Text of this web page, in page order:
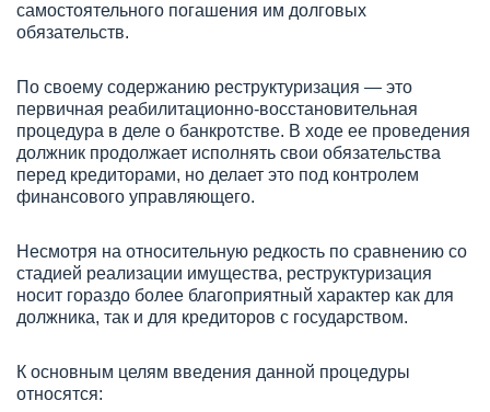
самостоятельного погашения им долговых
обязательств.
По своему содержанию реструктуризация — это
первичная реабилитационно-восстановительная
процедура в деле о банкротстве. В ходе ее проведения
должник продолжает исполнять свои обязательства
перед кредиторами, но делает это под контролем
финансового управляющего.
Несмотря на относительную редкость по сравнению со
стадией реализации имущества, реструктуризация
носит гораздо более благоприятный характер как для
должника, так и для кредиторов с государством.
К основным целям введения данной процедуры
относятся: